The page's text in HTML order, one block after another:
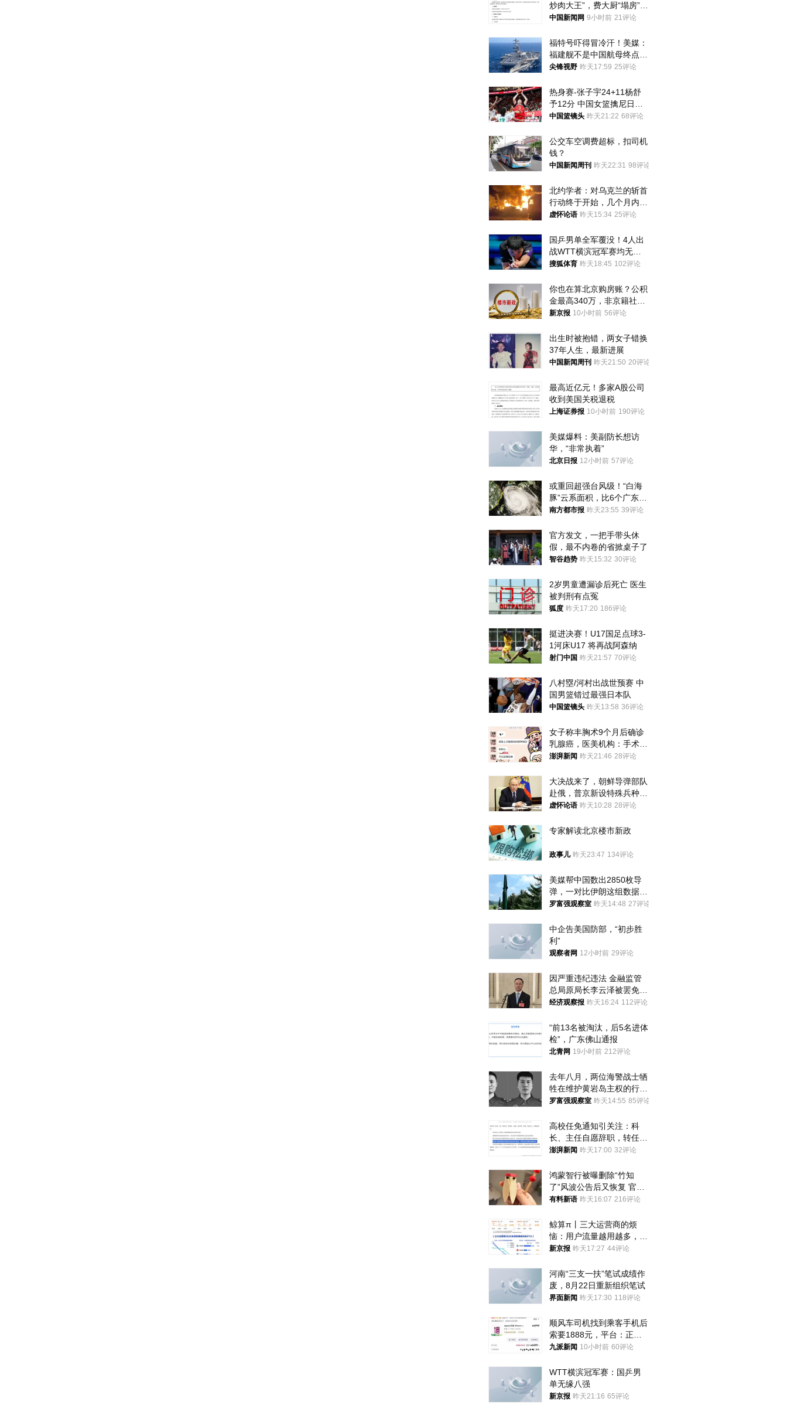
炒肉大王”，费大厨“塌房”了
吗？
中国新闻网 9小时前 21评论
福特号吓得冒冷汗！美媒：
福建舰不是中国航母终点，
而是新起点！
尖锋视野 昨天17:59 25评论
热身赛-张子宇24+11杨舒
予12分 中国女篮擒尼日利
亚
中国篮镜头 昨天21:22 68评论
公交车空调费超标，扣司机
钱？
中国新闻周刊 昨天22:31 98评论
北约学者：对乌克兰的斩首
行动终于开始，几个月内乌
将投降
虚怀论语 昨天15:34 25评论
国乒男单全军覆没！4人出
战WTT横滨冠军赛均无缘
八强
搜狐体育 昨天18:45 102评论
你也在算北京购房账？公积
金最高340万，非京籍社保
1年
新京报 10小时前 56评论
出生时被抱错，两女子错换
37年人生，最新进展
中国新闻周刊 昨天21:50 20评论
最高近亿元！多家A股公司
收到美国关税退税
上海证券报 10小时前 190评论
美媒爆料：美副防长想访
华，“非常执着”
北京日报 12小时前 57评论
或重回超强台风级！“白海
豚”云系面积，比6个广东还
大！深圳官方：注意这件事
南方都市报 昨天23:55 39评论
官方发文，一把手带头休
假，最不内卷的省掀桌子了
智谷趋势 昨天15:32 30评论
2岁男童遭漏诊后死亡 医生
被判刑有点冤
狐度 昨天17:20 186评论
挺进决赛！U17国足点球3-
1河床U17 将再战阿森纳
射门中国 昨天21:57 70评论
八村塁/河村出战世预赛 中
国男篮错过最强日本队
中国篮镜头 昨天13:58 36评论
女子称丰胸术9个月后确诊
乳腺癌，医美机构：手术不
可能引发癌症，建议走司法
澎湃新闻 昨天21:46 28评论
大决战来了，朝鲜导弹部队
赴俄，普京新设特殊兵种，
76岁老将扛旗
虚怀论语 昨天10:28 28评论
专家解读北京楼市新政
政事儿 昨天23:47 134评论
美媒帮中国数出2850枚导
弹，一对比伊朗这组数据，
发现出大事了
罗富强观察室 昨天14:48 27评论
中企告美国防部，“初步胜
利”
观察者网 12小时前 29评论
因严重违纪违法 金融监管
总局原局长李云泽被罢免全
国人大代表
经济观察报 昨天16:24 112评论
“前13名被淘汰，后5名进体
检”，广东佛山通报
北青网 19小时前 212评论
去年八月，两位海警战士牺
牲在维护黄岩岛主权的行动
中
罗富强观察室 昨天14:55 85评论
高校任免通知引关注：科
长、主任自愿辞职，转任思
政辅导员
澎湃新闻 昨天17:00 32评论
鸿蒙智行被曝删除“竹知
了”风波公告后又恢复 官媒
曾力挺：劝华为要大度的，
有料新语 昨天16:07 216评论
鲸算π丨三大运营商的烦
恼：用户流量越用越多，收
入却越来越少
新京报 昨天17:27 44评论
河南“三支一扶”笔试成绩作
废，8月22日重新组织笔试
界面新闻 昨天17:30 118评论
顺风车司机找到乘客手机后
索要1888元，平台：正和
司机沟通协商
九派新闻 10小时前 60评论
WTT横滨冠军赛：国乒男
单无缘八强
新京报 昨天21:16 65评论